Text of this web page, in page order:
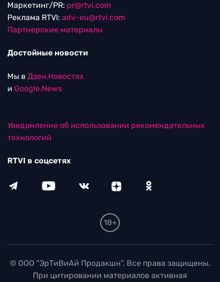
Маркетинг/PR: pr@rtvi.com
Реклама RTVI: adv-eu@rtvi.com
Партнерские материалы
Достойные новости
Мы в Дзен.Новостях
и Google.News
Уведомление об использовании рекомендательных
технологий
RTVI в соцсетях
18+
© ООО "ЭрТиВиАй Продакшн". Все права защищены.
При цитировании материалов активная